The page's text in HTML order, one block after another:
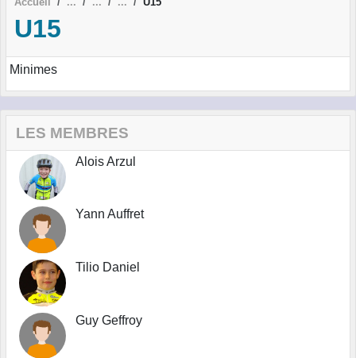
U15
Minimes
LES MEMBRES
Alois Arzul
Yann Auffret
Tilio Daniel
Guy Geffroy